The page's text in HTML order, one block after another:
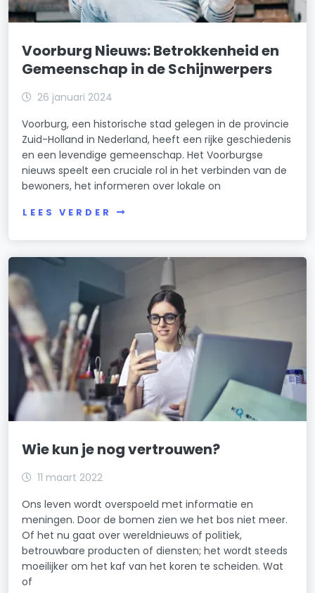
Voorburg Nieuws: Betrokkenheid en
Gemeenschap in de Schijnwerpers
26 januari 2024
Voorburg, een historische stad gelegen in de provincie
Zuid-Holland in Nederland, heeft een rijke geschiedenis
en een levendige gemeenschap. Het Voorburgse
nieuws speelt een cruciale rol in het verbinden van de
bewoners, het informeren over lokale on
LEES VERDER
Wie kun je nog vertrouwen?
11 maart 2022
Ons leven wordt overspoeld met informatie en
meningen. Door de bomen zien we het bos niet meer.
Of het nu gaat over wereldnieuws of politiek,
betrouwbare producten of diensten; het wordt steeds
moeilijker om het kaf van het koren te scheiden. Wat
of